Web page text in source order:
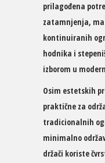
prilagođena
zatamnjenja,
kontinuiranih
hodnika i
izborom u
Osim estetskih
praktične za
tradicionalnih
minimalno
držači koriste